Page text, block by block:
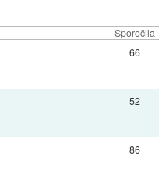
Sporočila
66
52
86